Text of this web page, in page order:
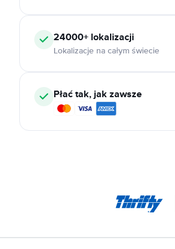
24000+ lokalizacji
Lokalizacje na całym świecie
Płać tak, jak zawsze